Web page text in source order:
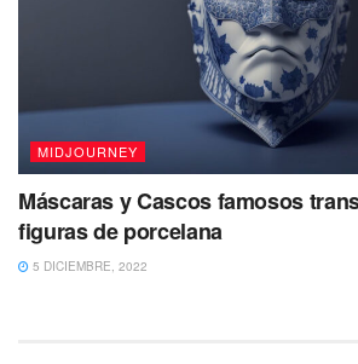
MIDJOURNEY
Máscaras y Cascos famosos
figuras de porcelana
5 DICIEMBRE, 2022